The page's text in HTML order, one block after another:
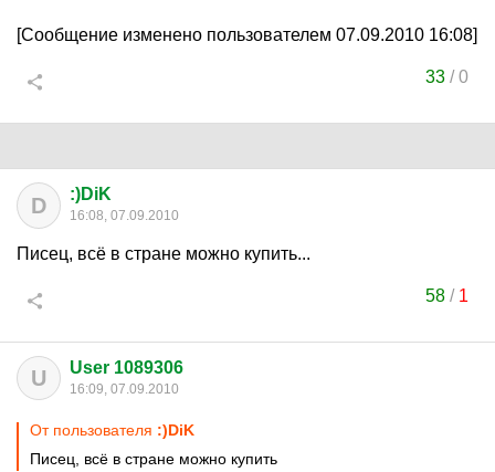
[Сообщение изменено пользователем 07.09.2010 16:08]
33 /0
D :)DiK
16:08, 07.09.2010
Писец, всё в стране можно купить...
58 / 1
U User 1089306
16:09, 07.09.2010
От пользователя :)DiK
Писец, всё в стране можно купить